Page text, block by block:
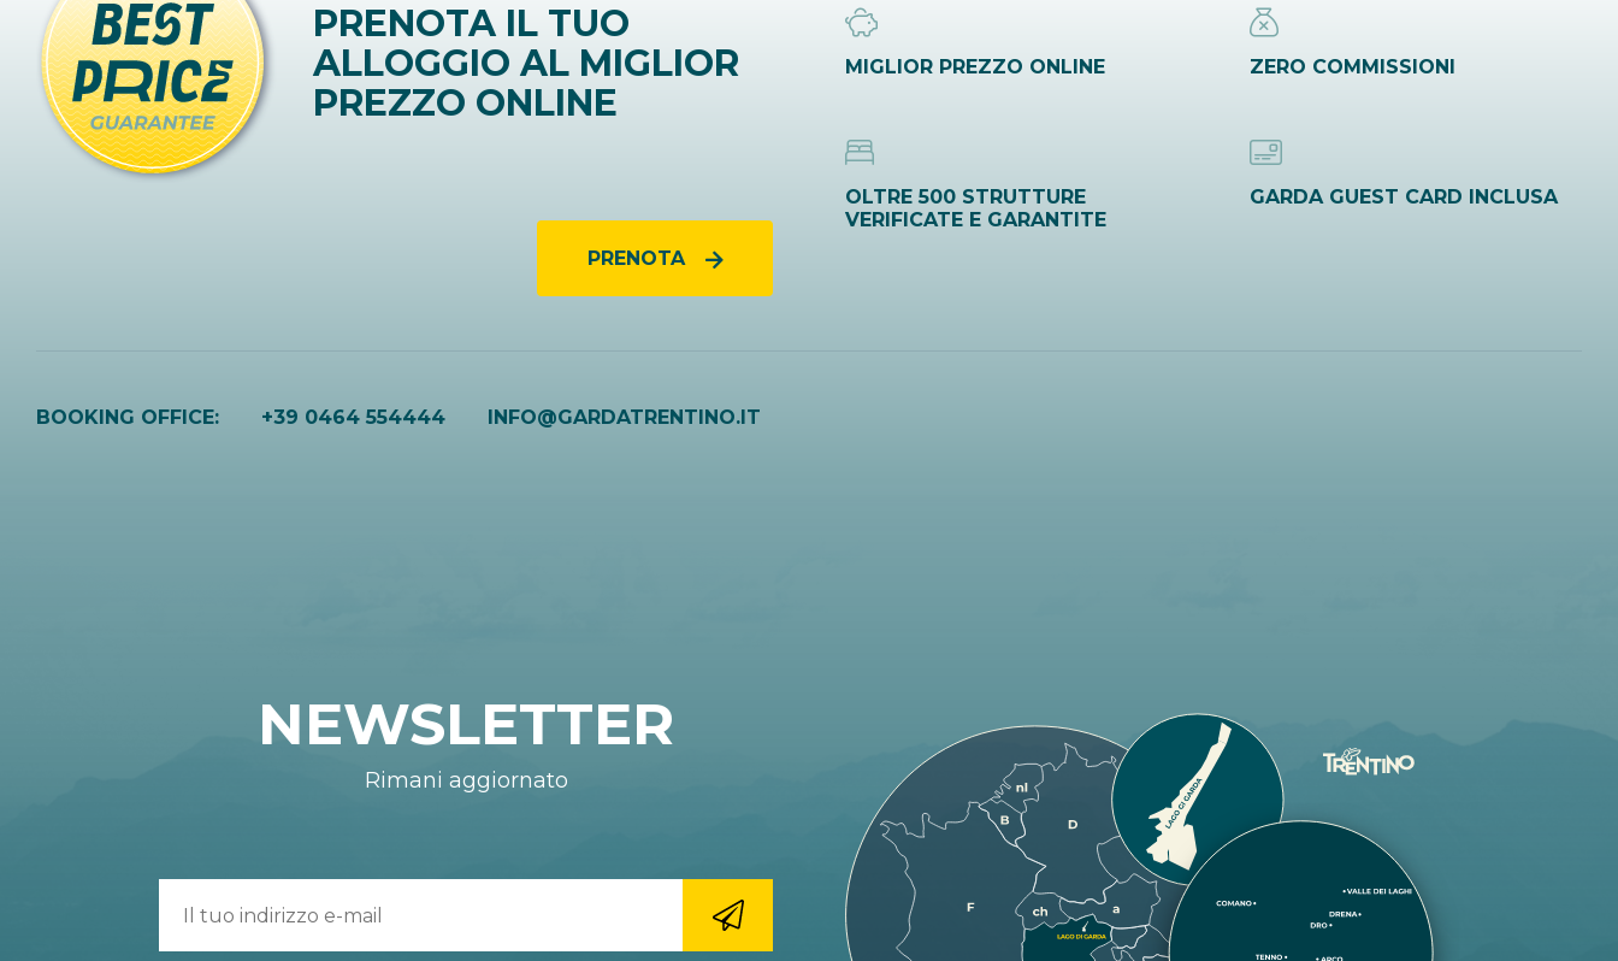
PRENOTA IL TUO
ALLOGGIO AL MIGLIOR
PREZZO ONLINE
PRENOTA
MIGLIOR PREZZO ONLINE ZERO COMMISSIONI
OLTRE 500 STRUTTURE
VERIFICATE E GARANTITE
GARDA GUEST CARD INCLUSA
BOOKING OFFICE: +39 0464 554444 INFO@GARDATRENTINO.IT
NEWSLETTER
Rimani aggiornato